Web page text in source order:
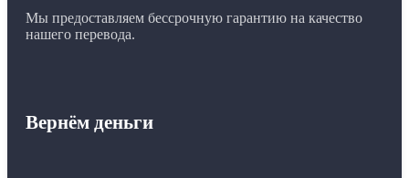
Мы предоставляем бессрочную гарантию на качество
нашего перевода.
Вернём деньги